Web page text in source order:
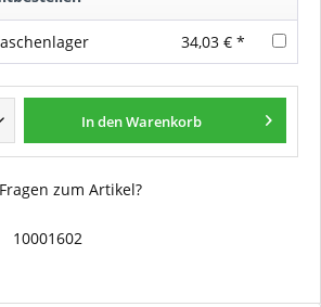
34,03 € *
In denWarenkorb
Fragen zum Artikel?
10001602